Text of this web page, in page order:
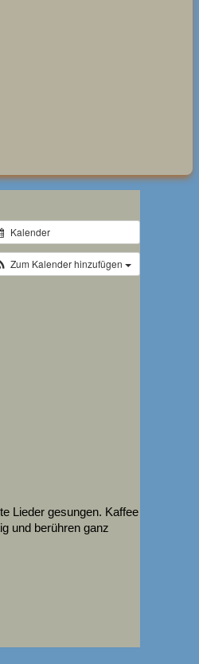
Kalender
Zum Kalender hinzufügen
Lieder gesungen. Kaffee
und berühren ganz